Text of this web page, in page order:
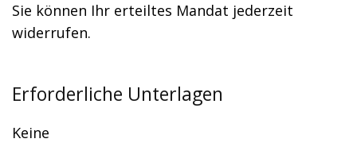
Sie können Ihr erteiltes Mandat jederzeit
widerrufen.
Erforderliche Unterlagen
Keine